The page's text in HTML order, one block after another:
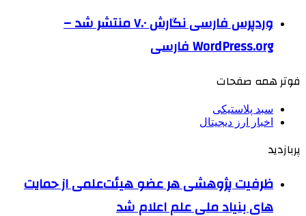
وردپرس فارسی نگارش ۷.۰ منتشر شد –
WordPress.org فارسی
فوتر همه صفحات
سبد پلاستیکی
اخبار ارز دیجیتال
پربازدید
ظرفیت پژوهشی هر عضو هیئت‌علمی از حمایت
های بنیاد ملی علم اعلام شد